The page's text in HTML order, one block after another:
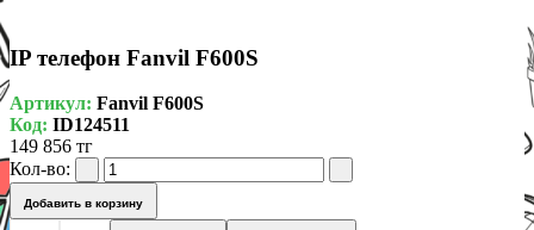
IP телефон Fanvil F600S
Артикул: Fanvil F600S
Код: ID124511
149 856 тг
Кол-во:
Добавить в корзину